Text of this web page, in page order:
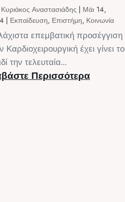
Κυριάκος Αναστασιάδης| Μάι 14,
Εκπαίδευση, Επιστήμη, Κοινωνία
επεμβατική προσέγγιση
Καρδιοχειρουργική έχει γίνει το
την τελευταία...
Περισσότερα